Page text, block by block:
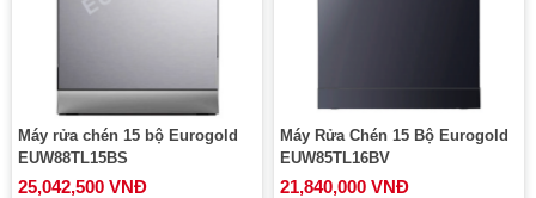
Máy rửa chén 15 bộ Eurogold
EUW88TL15BS
25,042,500 VNĐ
Máy Rửa Chén 15 Bộ Eurogold
EUW85TL16BV
21,840,000 VNĐ